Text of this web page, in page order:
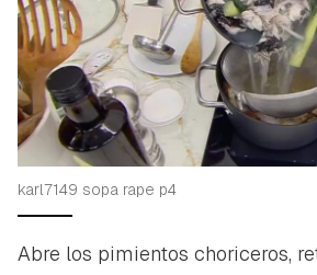
karl7149 sopa rape p4
Abre los pimientos choriceros,